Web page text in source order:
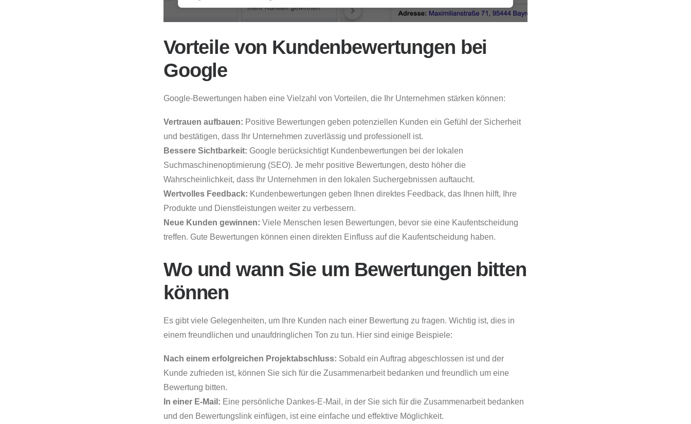
Vorteile von Kundenbewertungen bei
Google
Google-Bewertungen haben eine Vielzahl von Vorteilen, die Ihr Unternehmen stärken können:
Vertrauen aufbauen: Positive Bewertungen geben potenziellen Kunden ein Gefühl der Sicherheit
und bestätigen, dass Ihr Unternehmen zuverlässig und professionell ist.
Bessere Sichtbarkeit: Google berücksichtigt Kundenbewertungen bei der lokalen
Suchmaschinenoptimierung (SEO). Je mehr positive Bewertungen, desto höher die
Wahrscheinlichkeit, dass Ihr Unternehmen in den lokalen Suchergebnissen auftaucht.
Wertvolles Feedback: Kundenbewertungen geben Ihnen direktes Feedback, das Ihnen hilft, Ihre
Produkte und Dienstleistungen weiter zu verbessern.
Neue Kunden gewinnen: Viele Menschen lesen Bewertungen, bevor sie eine Kaufentscheidung
treffen. Gute Bewertungen können einen direkten Einfluss auf die Kaufentscheidung haben.
Wo und wann Sie um Bewertungen bitten
können
Es gibt viele Gelegenheiten, um Ihre Kunden nach einer Bewertung zu fragen. Wichtig ist, dies in
einem freundlichen und unaufdringlichen Ton zu tun. Hier sind einige Beispiele:
Nach einem erfolgreichen Projektabschluss: Sobald ein Auftrag abgeschlossen ist und der
Kunde zufrieden ist, können Sie sich für die Zusammenarbeit bedanken und freundlich um eine
Bewertung bitten.
In einer E-Mail: Eine persönliche Dankes-E-Mail, in der Sie sich für die Zusammenarbeit bedanken
und den Bewertungslink einfügen, ist eine einfache und effektive Möglichkeit.